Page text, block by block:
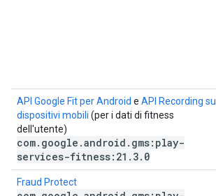
API Google Fit per Android e API Recording su
dispositivi mobili (per i dati di fitness
dell'utente)
com. google .android . gms:play-
services-fitness:21 . 3. 0
Fraud Protect